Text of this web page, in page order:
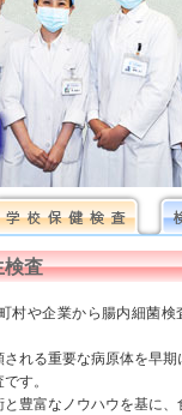
査
村や企業から腸内細菌検
れる重要な病原体を早期
す。
豊富なノウハウを基に、